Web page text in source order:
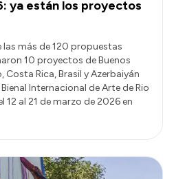
ya están los proyectos
las más de 120 propuestas
10 proyectos de Buenos
Costa Rica, Brasil y Azerbaiyán
Internacional de Arte de Rio
12 al 21 de marzo de 2026 en